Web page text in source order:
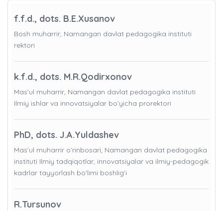
f.f.d., dots. B.E.Xusanov
Bosh muharrir, Namangan davlat pedagogika instituti
rektori
k.f.d., dots. M.R.Qodirxonov
Mas’ul muharrir, Namangan davlat pedagogika instituti
Ilmiy ishlar va innovatsiyalar bo’yicha prorektori
PhD, dots. J.A.Yuldashev
Mas’ul muharrir o’rinbosari, Namangan davlat pedagogika
instituti Ilmiy tadqiqotlar, innovatsiyalar va ilmiy-pedagogik
kadrlar tayyorlash bo'limi boshlig’i
R.Tursunov